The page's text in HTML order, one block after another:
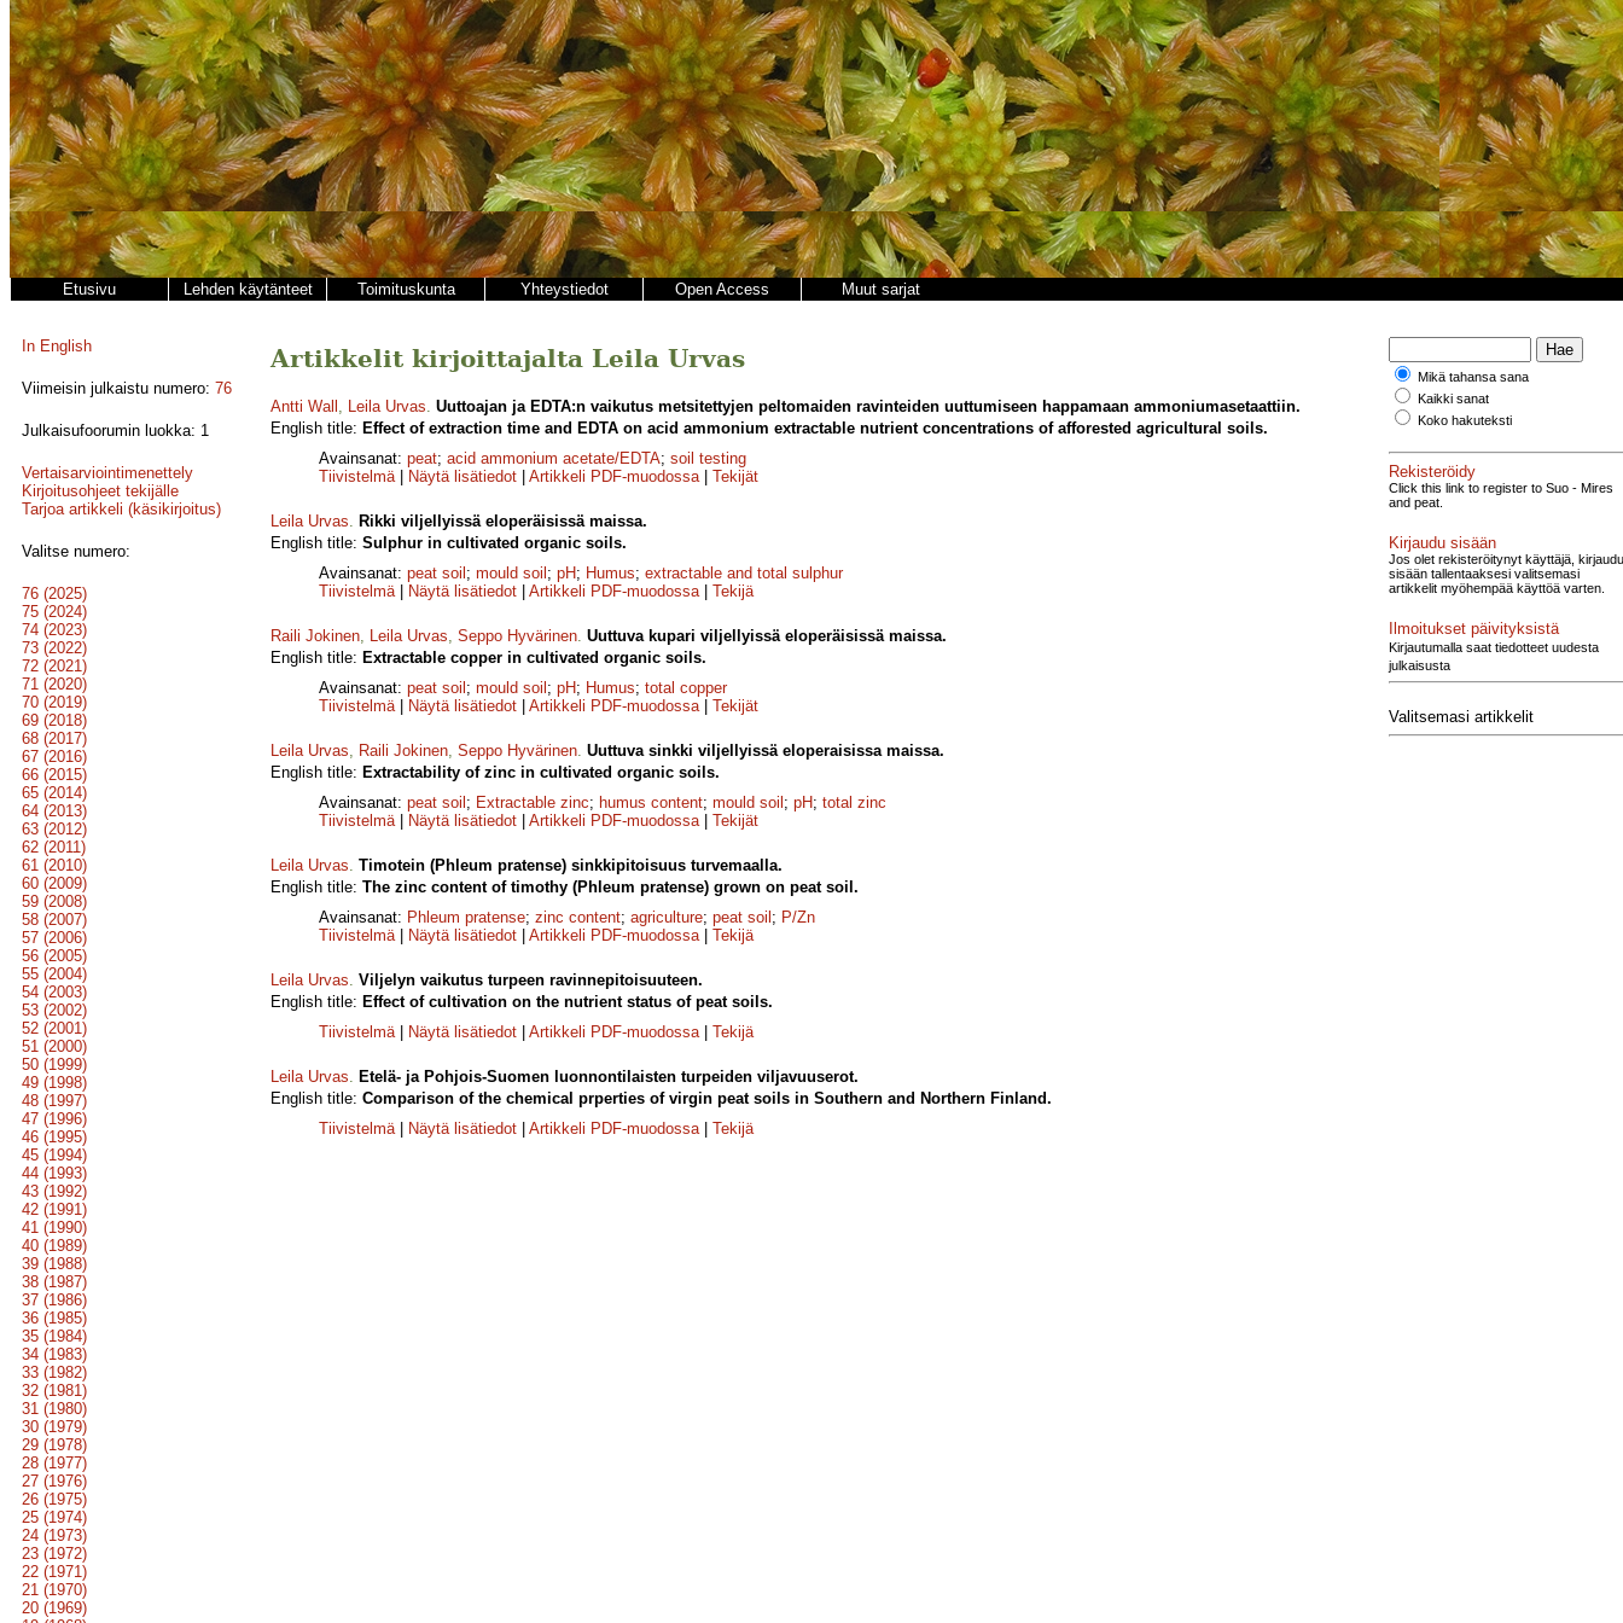
Etusivu Lehden käytänteet Toimituskunta Yhteystiedot Open Access Muut sarjat
In English
Viimeisin julkaistu numero: 76
Julkaisufoorumin luokka: 1
Vertaisarviointimenettely
Kirjoitusohjeet tekijälle
Tarjoa artikkeli (käsikirjoitus)
Valitse numero:
76 (2025)
75 (2024)
74 (2023)
73 (2022)
72 (2021)
71 (2020)
70 (2019)
69 (2018)
68 (2017)
67 (2016)
66 (2015)
65 (2014)
64 (2013)
63 (2012)
62 (2011)
61 (2010)
60 (2009)
59 (2008)
58 (2007)
57 (2006)
56 (2005)
55 (2004)
54 (2003)
53 (2002)
52 (2001)
51 (2000)
50 (1999)
49 (1998)
48 (1997)
47 (1996)
46 (1995)
45 (1994)
44 (1993)
43 (1992)
42 (1991)
41 (1990)
40 (1989)
39 (1988)
38 (1987)
37 (1986)
36 (1985)
35 (1984)
34 (1983)
33 (1982)
32 (1981)
31 (1980)
30 (1979)
29 (1978)
28 (1977)
27 (1976)
26 (1975)
25 (1974)
24 (1973)
23 (1972)
22 (1971)
21 (1970)
20 (1969)
Artikkelit kirjoittajalta Leila Urvas
Antti Wall , Leila Urvas. Uuttoajan ja EDTA:n vaikutus metsitettyjen peltomaiden ravinteiden uuttumiseen happamaan ammoniumasetaattiin.
English title: Effect of extraction time and EDTA on acid ammonium extractable nutrient concentrations of afforested agricultural soils.
Avainsanat: peat; acid ammonium acetate/EDTA; soil testing
Tiivistelmä| Näytä lisätiedot Artikkeli PDF-muodossa| Tekijät
Leila Urvas. Rikki viljellyissä eloperäisissä maissa.
English title: Sulphur in cultivated organic soils.
Avainsanat: peat soil ; mould soil ; pH; Humus; extractable and total sulphur
Tiivistelmä| Näytä lisätiedot Artikkeli PDF-muodossa| Tekijä
Raili Jokinen, Leila Urvas, Seppo Hyvärinen. Uuttuva kupari viljellyissä eloperäisissä maissa.
English title: Extractable copper in cultivated organic soils.
Avainsanat: peat soil ; mould soil ; pH; Humus; total copper
Tiivistelmä| Näytä lisätiedot Artikkeli PDF-muodossa| Tekijät
Leila Urvas, Raili Jokinen, Seppo Hyvärinen. Uuttuva sinkki viljellyissä eloperaisissa maissa.
English title: Extractability of zinc in cultivated organic soils.
Avainsanat: peat soil ; Extractable zinc; humus content; mould soil ; pH; total zinc
Tiivistelmä| Näytä lisätiedot Artikkeli PDF-muodossa| Tekijät
Leila Urvas. Timotein (Phleum pratense) sinkkipitoisuus turvemaalla.
English title: The zinc content of timothy (Phleum pratense) grown on peat soil.
Avainsanat: Phleum pratense; zinc content; agriculture; peat soil ; P/Zn
Tiivistelmä| Näytä lisätiedot Artikkeli PDF-muodossa| Tekijä
Leila Urvas. Viljelyn vaikutus turpeen ravinnepitoisuuteen.
English title: Effect of cultivation on the nutrient status of peat soils.
Tiivistelmä| Näytä lisätiedot Artikkeli PDF-muodossa| Tekijä
Leila Urvas. Etelä- ja Pohjois-Suomen luonnontilaisten turpeiden viljavuuserot.
English title: Comparison of the chemical prperties of virgin peat soils in Southern and Northern Finland.
Tiivistelmä| Näytä lisätiedot Artikkeli PDF-muodossa| Tekijä
Mikä tahansa sana
Kaikki sanat
Koko hakuteksti
Rekisteröidy
Click this link to register to Suo - Mires
and peat.
Kirjaudu sisään
Jos olet rekisteröitynyt käyttäjä, kirjaudu
sisään tallentaaksesi valitsemasi
artikkelit myöhempää käyttöä varten.
Ilmoitukset päivityksistä
Kirjautumalla saat tiedotteet uudesta
julkaisusta
Valitsemasi artikkelit